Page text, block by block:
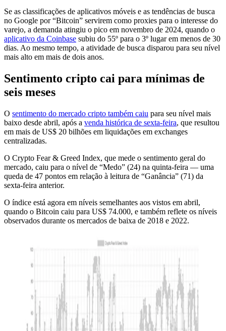
Se as classificações de aplicativos móveis e as tendências de busca
no Google por “Bitcoin” servirem como proxies para o interesse do
varejo, a demanda atingiu o pico em novembro de 2024, quando o
aplicativo da Coinbase subiu do 55º para o 3º lugar em menos de 30
dias. Ao mesmo tempo, a atividade de busca disparou para seu nível
mais alto em mais de dois anos.
Sentimento cripto cai para mínimas de
seis meses
O sentimento do mercado cripto também caiu para seu nível mais
baixo desde abril, após a venda histórica de sexta-feira, que resultou
em mais de US$ 20 bilhões em liquidações em exchanges
centralizadas.
O Crypto Fear & Greed Index, que mede o sentimento geral do
mercado, caiu para o nível de “Medo” (24) na quinta-feira — uma
queda de 47 pontos em relação à leitura de “Ganância” (71) da
sexta-feira anterior.
O índice está agora em níveis semelhantes aos vistos em abril,
quando o Bitcoin caiu para US$ 74.000, e também reflete os níveis
observados durante os mercados de baixa de 2018 e 2022.